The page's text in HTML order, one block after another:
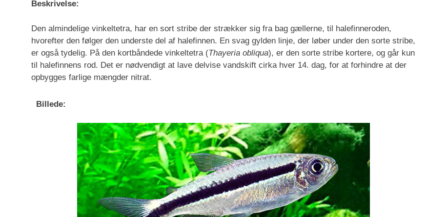
Beskrivelse:
Den almindelige vinkeltetra, har en sort stribe der strækker sig fra bag gællerne, til halefinneroden,
hvorefter den følger den underste del af halefinnen. En svag gylden linje, der løber under den sorte stribe,
er også tydelig. På den kortbåndede vinkeltetra (Thayeria obliqua), er den sorte stribe kortere, og går kun
til halefinnens rod. Det er nødvendigt at lave delvise vandskift cirka hver 14. dag, for at forhindre at der
opbygges farlige mængder nitrat.
Billede: